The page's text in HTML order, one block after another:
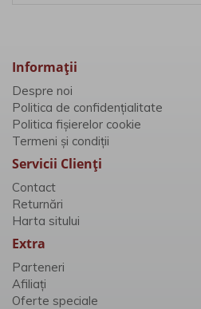
Informaţii
Despre noi
Politica de confidențialitate
Politica fișierelor cookie
Termeni și condiții
Servicii Clienţi
Contact
Returnări
Harta sitului
Extra
Parteneri
Afiliaţi
Oferte speciale